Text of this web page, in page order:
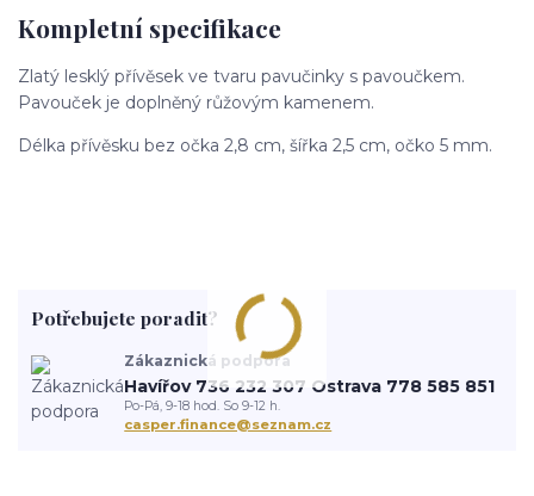
Kompletní specifikace
Zlatý lesklý přívěsek ve tvaru pavučinky s pavoučkem.
Pavouček je doplněný růžovým kamenem.
Délka přívěsku bez očka 2,8 cm, šířka 2,5 cm, očko 5 mm.
Potřebujete poradit?
Zákaznická podpora
Havířov 736 232 307 Ostrava 778 585 851
Po-Pá, 9-18 hod. So 9-12 h.
casper.finance@seznam.cz